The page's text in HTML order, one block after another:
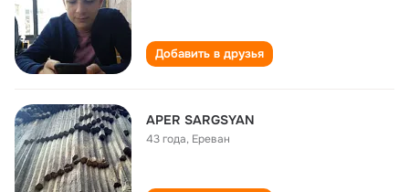
Добавить в друзья
APER SARGSYAN
43 года, Ереван